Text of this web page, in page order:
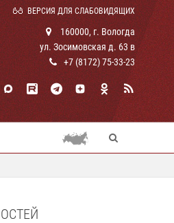
ВЕРСИЯ ДЛЯ СЛАБОВИДЯЩИХ
160000, г. Вологда
ул. Зосимовская д. 63 в
+7 (8172) 75-33-23